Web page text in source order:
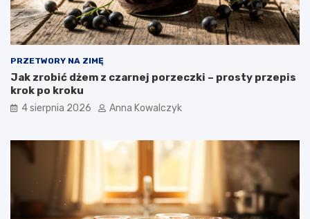
PRZETWORY NA ZIMĘ
Jak zrobić dżem z czarnej porzeczki – prosty przepis
krok po kroku
4 sierpnia 2026 Anna Kowalczyk